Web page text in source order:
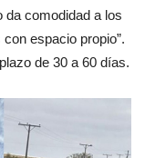
da comodidad a los
espacio propio”.
de 30 a 60 días.